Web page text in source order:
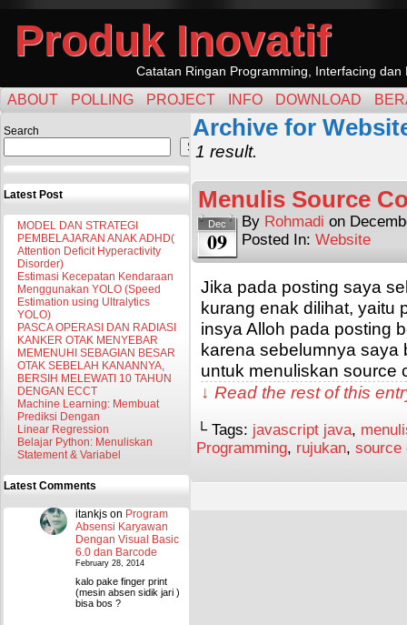
Produk Inovatif
Catatan Ringan Programming, Interfacing dan
ABOUT POLLING PROJECT INFO DOWNLOAD
Search
Search
Latest Post
MODEL DAN STRATEGI
PEMBELAJARAN ANAK ADHD(
Attention Deficit Hyperactivity
Disorder)
Estimasi Kecepatan Kendaraan
Menggunakan YOLO (Speed
Estimation using Ultralytics
YOLO)
PASCA OPERASI DAN RADIASI
KANKER OTAK MENYEBAR
MEMENUHI SEBAGIAN BESAR
OTAK SEBELAH KANANNYA,
BERSIH MELEWATI 10 TAHUN
DENGAN ECCT
Machine Learning: Membuat
Prediksi Dengan
Linear Regression
Belajar Python: Menuliskan
Statement & Variabel
Latest Comments
itankjs on Program
Absensi Karyawan
Dengan Visual Basic
6.0 dan Barcode
February 28, 2014
kalo pake finger print
(mesin absen sidik jari )
bisa bos ?
Archive for
1 result.
Menulis Source
Dec
09
By Rohmadi on
Posted In: Website
Jika pada posting saya
kurang enak dilihat, yaitu
insya Alloh pada posting
karena sebelumnya saya
untuk menuliskan
↓ Read the rest of this
└ Tags: javascript java,
Programming, rujukan, source